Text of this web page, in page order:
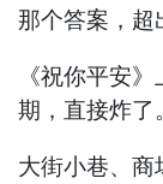
那个答案，超
《祝你平安
期，直接炸了。
大街小巷、商